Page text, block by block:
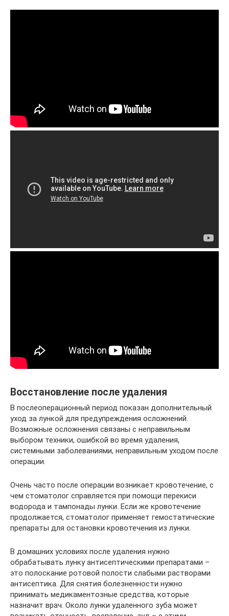
Восстановление после удаления
В послеоперационный период показан дополнительный
уход за лункой для предупреждения осложнений.
Возможные осложнения связаны с неправильным
выбором техники, ошибкой во время удаления,
системными заболеваниями, неправильным уходом после
операции.
Очень часто после операции возникает кровотечение, с
чем стоматолог справляется при помощи перекиси
водорода и тампонады лунки. Если же кровотечение
продолжается, стоматолог применяет гемостатические
препараты для остановки кровотечения из лунки.
В домашних условиях после удаления нужно
обрабатывать лунку антисептическими препаратами –
это полоскание ротовой полости слабыми растворами
антисептика. Для снятия болезненности нужно
принимать медикаментозные средства, которые
назначит врач. Около лунки удаленного зуба может